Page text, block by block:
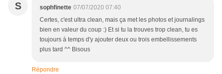
S sophfinette 07/07/2020 07:40
Certes, c'est ultra clean, mais ça met les photos et journalings
bien en valeur du coup :) Et si tu la trouves trop clean, tu es
toujours à temps d'y ajouter deux ou trois embellissements
plus tard ^^ Bisous
Répondre